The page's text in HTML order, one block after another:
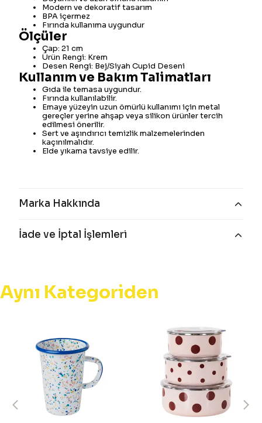
Modern ve dekoratif tasarım
BPA içermez
Fırında kullanıma uygundur
Ölçüler
Çap: 21 cm
Ürün Rengi: Krem
Desen Rengi: Bej/Siyah Cupid Deseni
Kullanım ve Bakım Talimatları
Gıda ile temasa uygundur.
Fırında kullanılabilir.
Emaye yüzeyin uzun ömürlü kullanımı için metal
gereçler yerine ahşap veya silikon ürünler tercih
edilmesi önerilir.
Sert ve aşındırıcı temizlik malzemelerinden
kaçınılmalıdır.
Elde yıkama tavsiye edilir.
Marka Hakkında
İade ve İptal İşlemleri
Aynı Kategoriden